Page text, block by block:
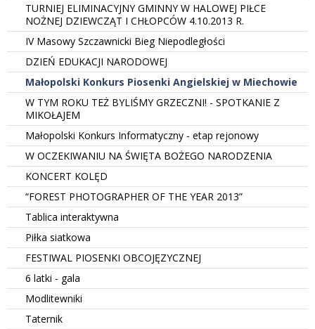
TURNIEJ ELIMINACYJNY GMINNY W HALOWEJ PIŁCE
NOŻNEJ DZIEWCZĄT I CHŁOPCÓW 4.10.2013 R.
IV Masowy Szczawnicki Bieg Niepodległości
DZIEŃ EDUKACJI NARODOWEJ
Małopolski Konkurs Piosenki Angielskiej w Miechowie
W TYM ROKU TEŻ BYLIŚMY GRZECZNI! - SPOTKANIE Z
MIKOŁAJEM
Małopolski Konkurs Informatyczny - etap rejonowy
W OCZEKIWANIU NA ŚWIĘTA BOŻEGO NARODZENIA
KONCERT KOLĘD
“FOREST PHOTOGRAPHER OF THE YEAR 2013”
Tablica interaktywna
Piłka siatkowa
FESTIWAL PIOSENKI OBCOJĘZYCZNEJ
6 latki - gala
Modlitewniki
Taternik